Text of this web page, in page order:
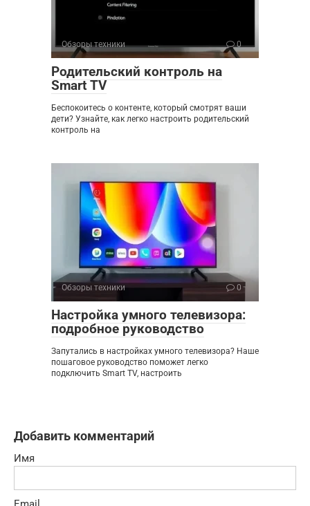
Обзоры техники 0
Родительский контроль на
Smart TV
Беспокоитесь о контенте, который смотрят ваши
дети? Узнайте, как легко настроить родительский
контроль на
Обзоры техники 0
Настройка умного телевизора:
подробное руководство
Запутались в настройках умного телевизора? Наше
пошаговое руководство поможет легко
подключить Smart TV, настроить
Добавить комментарий
Имя